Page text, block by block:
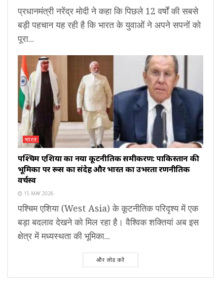
प्रधानमंत्री नरेंद्र मोदी ने कहा कि पिछले 12 वर्षों की सबसे
बड़ी पहचान यह रही है कि भारत के युवाओं ने अपने सपनों को
पूरा...
भारत
पश्चिम एशिया का नया कूटनीतिक समीकरण: पाकिस्तान की
भूमिका पर रूस का संदेह और भारत का उभरता रणनीतिक
वर्चस्व
15 MAY 2026
पश्चिम एशिया (West Asia) के कूटनीतिक परिदृश्य में एक
बड़ा बदलाव देखने को मिल रहा है। वैश्विक शक्तियां अब इस
क्षेत्र में मध्यस्थता की भूमिका...
और लोड करें